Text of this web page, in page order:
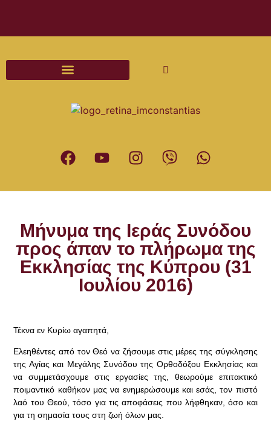
Mήνυμα της Ιεράς Συνόδου
προς άπαν το πλήρωμα της
Εκκλησίας της Κύπρου (31
Ιουλίου 2016)
Τέκνα εν Κυρίω αγαπητά,
Ελεηθέντες από τον Θεό να ζήσουμε στις μέρες της σύγκλησης
της Αγίας και Μεγάλης Συνόδου της Ορθοδόξου Εκκλησίας και
να συμμετάσχουμε στις εργασίες της, θεωρούμε επιτακτικό
ποιμαντικό καθήκον μας να ενημερώσουμε και εσάς, τον πιστό
λαό του Θεού, τόσο για τις αποφάσεις που λήφθηκαν, όσο και
για τη σημασία τους στη ζωή όλων μας.